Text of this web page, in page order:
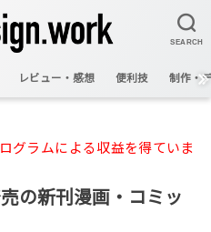
SEARCH
レビュー・感想 便利技 制作・
グラムによる収益を得ていま
の新刊漫画・コミッ